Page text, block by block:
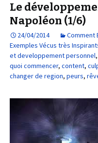
Le
Napoléon (1/6)
24/04/2014 Comment
Exemples Vécus très
et developpement personnel,
quoi commencer, content,
changer de region, peurs,